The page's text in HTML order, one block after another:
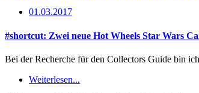
01.03.2017
#shortcut: Zwei neue Hot Wheels Star Wars
Bei der Recherche für den Collectors Guide bin
Weiterlesen...